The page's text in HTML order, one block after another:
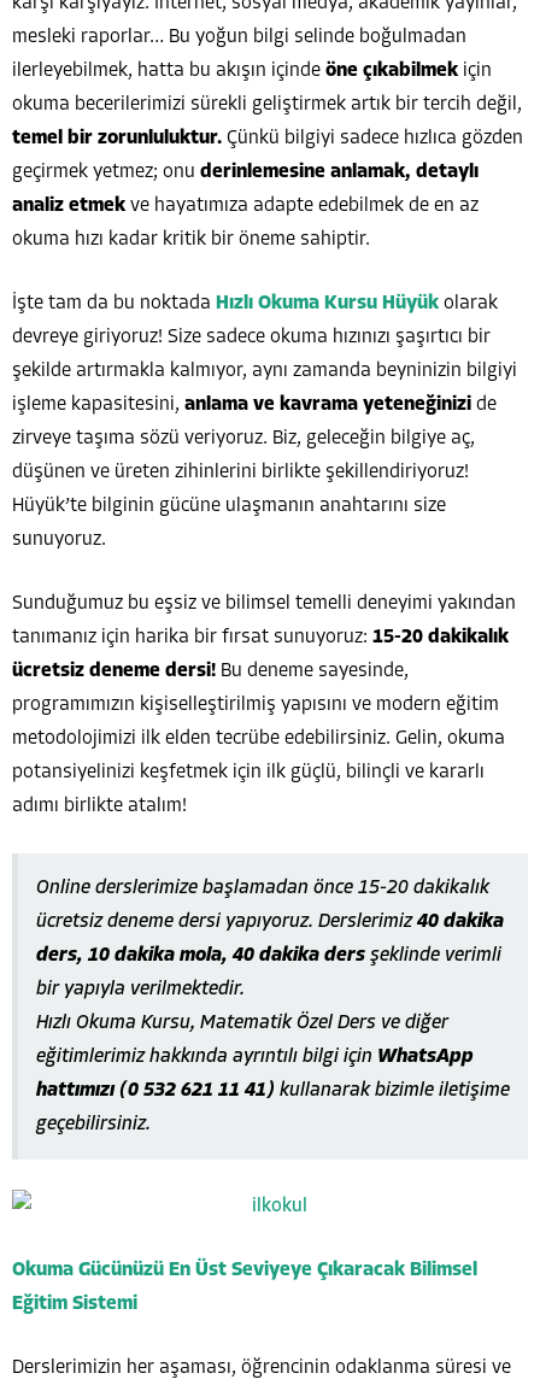
mesleki raporlar… Bu yoğun bilgi selinde boğulmadan
ilerleyebilmek, hatta bu akışın içinde öne çıkabilmek için
okuma becerilerimizi sürekli geliştirmek artık bir tercih değil,
temel bir zorunluluktur. Çünkü bilgiyi sadece hızlıca gözden
geçirmek yetmez; onu derinlemesine anlamak, detaylı
analiz etmek ve hayatımıza adapte edebilmek de en az
okuma hızı kadar kritik bir öneme sahiptir.
İşte tam da bu noktada Hızlı Okuma Kursu Hüyük olarak
devreye giriyoruz! Size sadece okuma hızınızı şaşırtıcı bir
şekilde artırmakla kalmıyor, aynı zamanda beyninizin bilgiyi
işleme kapasitesini, anlama ve kavrama yeteneğinizi de
zirveye taşıma sözü veriyoruz. Biz, geleceğin bilgiye aç,
düşünen ve üreten zihinlerini birlikte şekillendiriyoruz!
Hüyük’te bilginin gücüne ulaşmanın anahtarını size
sunuyoruz.
Sunduğumuz bu eşsiz ve bilimsel temelli deneyimi yakından
tanımanız için harika bir fırsat sunuyoruz: 15-20 dakikalık
ücretsiz deneme dersi! Bu deneme sayesinde,
programımızın kişiselleştirilmiş yapısını ve modern eğitim
metodolojimizi ilk elden tecrübe edebilirsiniz. Gelin, okuma
potansiyelinizi keşfetmek için ilk güçlü, bilinçli ve kararlı
adımı birlikte atalım!
Online derslerimize başlamadan önce 15-20 dakikalık
ücretsiz deneme dersi yapıyoruz. Derslerimiz40 dakika
ders, 10 dakika mola, 40 dakika ders şeklinde verimli
bir yapıyla verilmektedir.
Hızlı Okuma Kursu, Matematik Özel Ders ve diğer
eğitimlerimiz hakkında ayrıntılı bilgi için WhatsApp
hattımızı (0 532 621 11 41) kullanarak bizimle iletişime
geçebilirsiniz.
Okuma Gücünüzü En Üst Seviyeye Çıkaracak Bilimsel
Eğitim Sistemi
Derslerimizin her aşaması, öğrencinin odaklanma süresi ve